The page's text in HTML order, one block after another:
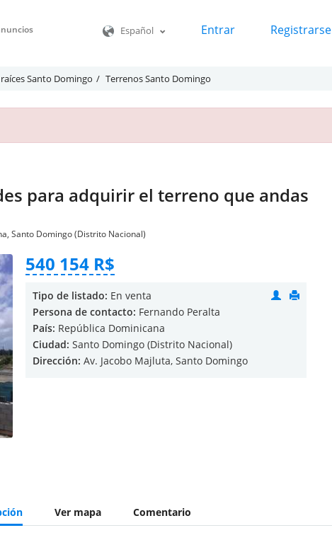
Español Entrar Registrarse
Santo Domingo Terrenos Santo Domingo
para adquirir el terreno que andas
Santo Domingo (Distrito Nacional)
540 154 R$
Tipo de listado: En venta
Persona de contacto: Fernando Peralta
País: República Dominicana
Ciudad: Santo Domingo (Distrito Nacional)
Dirección: Av. Jacobo Majluta, Santo Domingo
Ver mapa Comentario